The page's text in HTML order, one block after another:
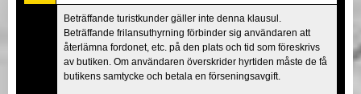
Beträffande turistkunder gäller inte denna klausul.
Beträffande frilansuthyrning förbinder sig användaren att
återlämna fordonet, etc. på den plats och tid som föreskrivs
av butiken. Om användaren överskrider hyrtiden måste de få
butikens samtycke och betala en förseningsavgift.